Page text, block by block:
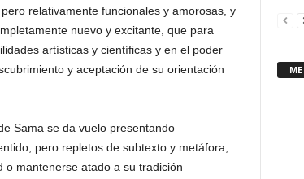
relativamente funcionales y amorosas, y
nuevo y excitante, que para
artísticas y científicas y en el poder
y aceptación de su orientación
Sama se da vuelo presentando
pero repletos de subtexto y metáfora,
o mantenerse atado a su tradición